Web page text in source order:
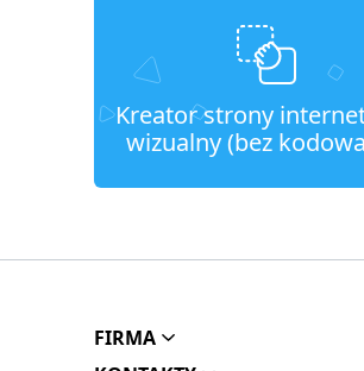
Kreator strony
wizualny (bez
FIRMA